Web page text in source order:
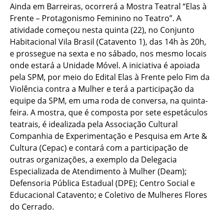
Ainda em Barreiras, ocorrerá a Mostra Teatral “Elas à
Frente – Protagonismo Feminino no Teatro”. A
atividade começou nesta quinta (22), no Conjunto
Habitacional Vila Brasil (Catavento 1), das 14h às 20h,
e prossegue na sexta e no sábado, nos mesmo locais
onde estará a Unidade Móvel. A iniciativa é apoiada
pela SPM, por meio do Edital Elas à Frente pelo Fim da
Violência contra a Mulher e terá a participação da
equipe da SPM, em uma roda de conversa, na quinta-
feira. A mostra, que é composta por sete espetáculos
teatrais, é idealizada pela Associação Cultural
Companhia de Experimentação e Pesquisa em Arte &
Cultura (Cepac) e contará com a participação de
outras organizações, a exemplo da Delegacia
Especializada de Atendimento à Mulher (Deam);
Defensoria Pública Estadual (DPE); Centro Social e
Educacional Catavento; e Coletivo de Mulheres Flores
do Cerrado.